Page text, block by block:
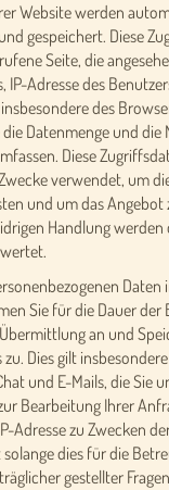
Website werden
gespeichert. Diese
Seite, die
Adresse des
des
Datenmenge und die
Diese
verwendet, um
und um das Angebot
Handlung
Daten
Sie für die Dauer der
an und
Dies gilt
und E-Mails, die Sie
Bearbeitung Ihrer
Adresse zu Zwecken
dies für die
gestellter